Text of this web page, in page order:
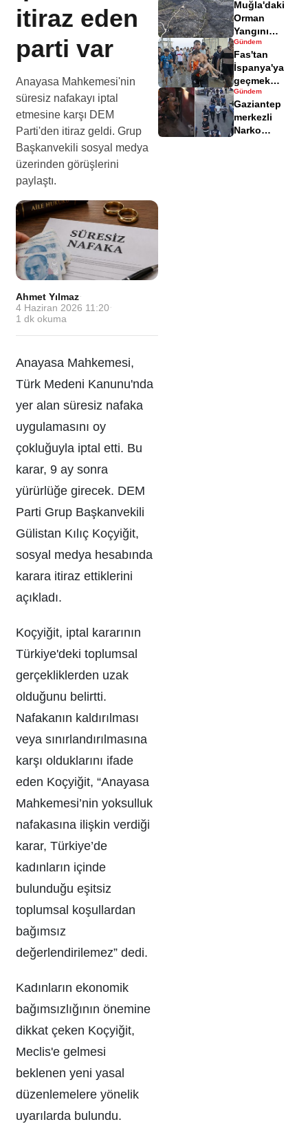
itiraz eden
parti var
Anayasa Mahkemesi'nin
süresiz nafakayı iptal
etmesine karşı DEM
Parti'den itiraz geldi. Grup
Başkanvekili sosyal medya
üzerinden görüşlerini
paylaştı.
Ahmet Yılmaz·
4 Haziran 2026 11:20 ·
1 dk okuma
Anayasa Mahkemesi,
Türk Medeni Kanunu'nda
yer alan süresiz nafaka
uygulamasını oy
çokluğuyla iptal etti. Bu
karar, 9 ay sonra
yürürlüğe girecek. DEM
Parti Grup Başkanvekili
Gülistan Kılıç Koçyiğit,
sosyal medya hesabında
karara itiraz ettiklerini
açıkladı.
Koçyiğit, iptal kararının
Türkiye'deki toplumsal
gerçekliklerden uzak
olduğunu belirtti.
Nafakanın kaldırılması
veya sınırlandırılmasına
karşı olduklarını ifade
eden Koçyiğit, “Anayasa
Mahkemesi’nin yoksulluk
nafakasına ilişkin verdiği
karar, Türkiye’de
kadınların içinde
bulunduğu eşitsiz
toplumsal koşullardan
bağımsız
değerlendirilemez” dedi.
Kadınların ekonomik
bağımsızlığının önemine
dikkat çeken Koçyiğit,
Meclis'e gelmesi
beklenen yeni yasal
düzenlemelere yönelik
uyarılarda bulundu.
yaralandı
Muğla'daki
Orman
Yangını
Sonrası
Zarar Gören
Alanlar
Havadisinde
Gündem
Fas'tan
İspanya'ya
geçmek
isteyen
göçmenler
geri döndü
Gündem
Gaziantep
merkezli
Narko